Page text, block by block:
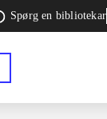
Spørg en bibliotekar